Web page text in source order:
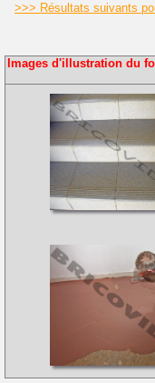
>>> Résultats suivants
Images d'illustration du